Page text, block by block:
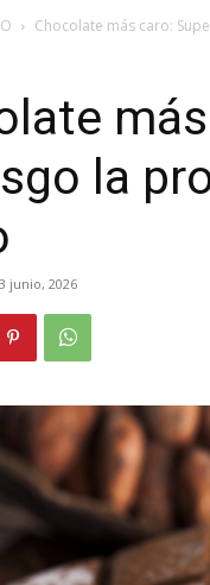
Chocolate más caro:
la
junio, 2026